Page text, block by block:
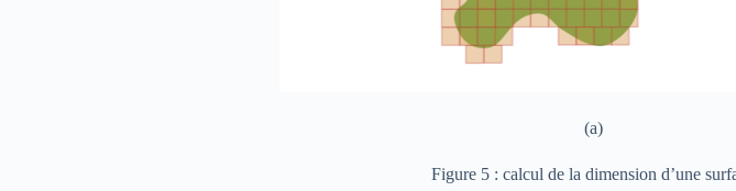
(a)
Figure 5 : calcul de la dimension d’une